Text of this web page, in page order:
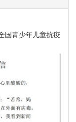
国青少年儿童抗疫